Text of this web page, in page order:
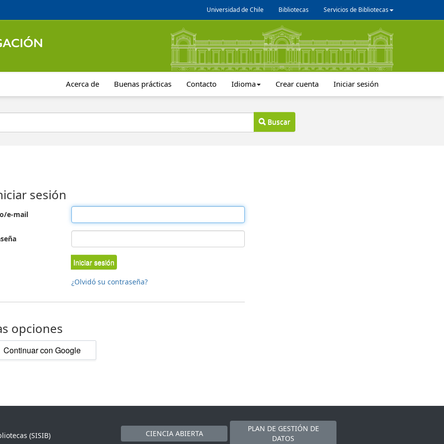
Universidad de Chile Bibliotecas Servicios de Bibliotecas
Acerca de Buenas prácticas Contacto Idioma Crear cuenta Iniciar sesión
Buscar
sesión
e-mail
Iniciar sesión
¿Olvidó su contraseña?
opciones
Continuar con Google
(SISIB)
CIENCIA ABIERTA
PLAN DE GESTIÓN DE
DATOS